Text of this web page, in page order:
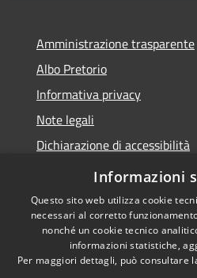
Amministrazione trasparente
Albo Pretorio
Informativa privacy
Note legali
Dichiarazione di accessibilità
Feedback e Recapiti
Accessibilità
Informazioni
Questo sito web utilizza cookie
necessari al corretto
nonché un cookie tecnico
informazioni statistiche,
Per maggiori dettagli, può consultare